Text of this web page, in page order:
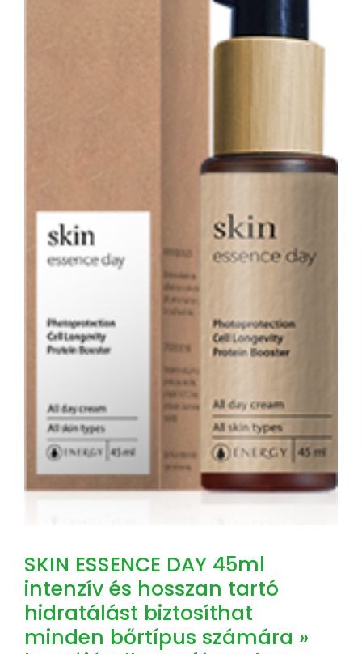
SKIN ESSENCE DAY 45ml
intenzív és hosszan tartó
hidratálást biztosíthat
minden bőrtípus számára »